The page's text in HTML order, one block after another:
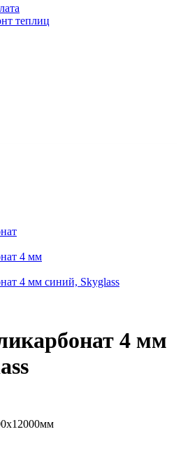
теплиц
4 мм
4 мм синий, Skyglass
4 мм